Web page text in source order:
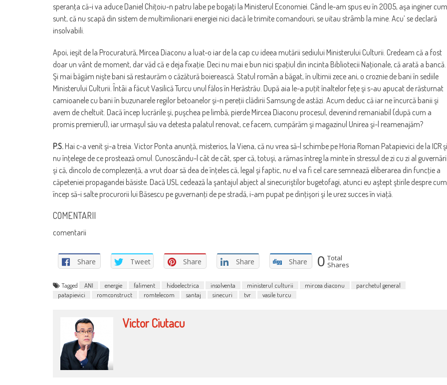
speranţa că-i va aduce Daniel Chiţoiu-n patru labe pe bogaţi la Ministerul Economiei. Când le-am spus eu în 2005, aşa inginer cum
sunt, că nu scapă din sistem de multimilionarii energiei nici dacă le trimite comandouri, se uitau strâmb la mine. Acu’ se declară
insolvabili.
Apoi, ieşit de la Procuratură, Mircea Diaconu a luat-o iar de la cap cu ideea mutării sediului Ministerului Culturii. Credeam că a fost
doar un vânt de moment, dar văd că e deja fixaţie. Deci nu mai e bun nici spaţiul din incinta Bibliotecii Naţionale, că arată a bancă.
Şi mai băgăm nişte bani să restaurăm o căzătură boierească. Statul român a băgat, în ultimii zece ani, o croznie de bani în sediile
Ministerului Culturii. Întâi a făcut Vasilică Turcu unul fălos în Herăstrău. După aia le-a puţit înaltelor feţe şi s-au apucat de răsturnat
camioanele cu bani în buzunarele regilor betoanelor şi-n pereţii clădirii Samsung de astăzi. Acum deduc că iar ne încurcă banii şi
avem de cheltuit. Dacă încep lucrările şi, puşchea pe limbă, pierde Mircea Diaconu procesul, devenind remaniabil (după cum a
promis premierul), iar urmaşul său va detesta palatul renovat, ce facem, cumpărăm şi magazinul Unirea şi-l reamenajăm?
P.S. Hai c-a venit şi-a treia. Victor Ponta anunţă, misterios, la Viena, că nu vrea să-l schimbe pe Horia Roman Patapievici de la ICR şi
nu înţelege de ce prostează omul. Cunoscându-l cât de cât, sper că, totuşi, a rămas întreg la minte în stressul de zi cu zi al
şi că, dincolo de complezenţă, a vrut doar să dea de înţeles că, legal şi faptic, nu el va fi cel care semnează eliberarea din funcţie a
căpeteniei propagandei băsiste. Dacă USL cedează la şantajul abject al sinecuriştilor bugetofagi, atunci eu aştept ştirile despre cum
încep să-i salte procurorii lui Băsescu pe guvernanţi de pe stradă, i-am pupat pe dinţişori şi le urez succes în viaţă.
COMENTARII
comentarii
Share Tweet Share Share Share 0 Total
Shares
Tagged ANI energie faliment hidoelectrica insolventa ministerul culturii mircea diaconu
parchetul general
patapievici
romconstruct romtelecom santaj sinecuri tvr vasile turcu
Victor Ciutacu